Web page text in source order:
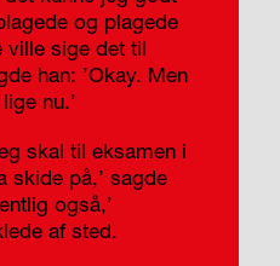
og plagede
ville sige det til
han: ’Okay. Men
nu.’
skal til eksamen i
skide på,’ sagde
også,’
af sted.